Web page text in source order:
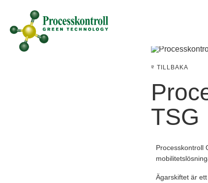
TILLBAKA
TSG
Processkontroll
Ägarskiftet är